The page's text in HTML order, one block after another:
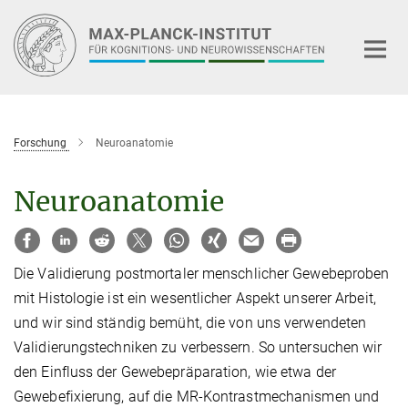
Hauptinhalt
Forschung Neuroanatomie
Neuroanatomie
Die Validierung postmortaler menschlicher Gewebeproben
mit Histologie ist ein wesentlicher Aspekt unserer Arbeit,
und wir sind ständig bemüht, die von uns verwendeten
Validierungstechniken zu verbessern. So untersuchen wir
den Einfluss der Gewebepräparation, wie etwa der
Gewebefixierung, auf die MR-Kontrastmechanismen und